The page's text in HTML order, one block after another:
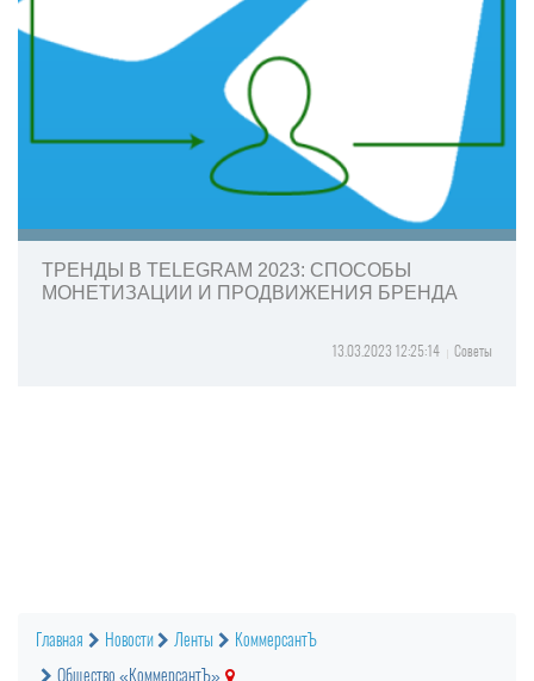
ТРЕНДЫ В TELEGRAM 2023: СПОСОБЫ
МОНЕТИЗАЦИИ И ПРОДВИЖЕНИЯ БРЕНДА
13.03.2023 12:25:14 Советы
Главная Новости Ленты
КоммерсантЪ
Общество «КоммерсантЪ»